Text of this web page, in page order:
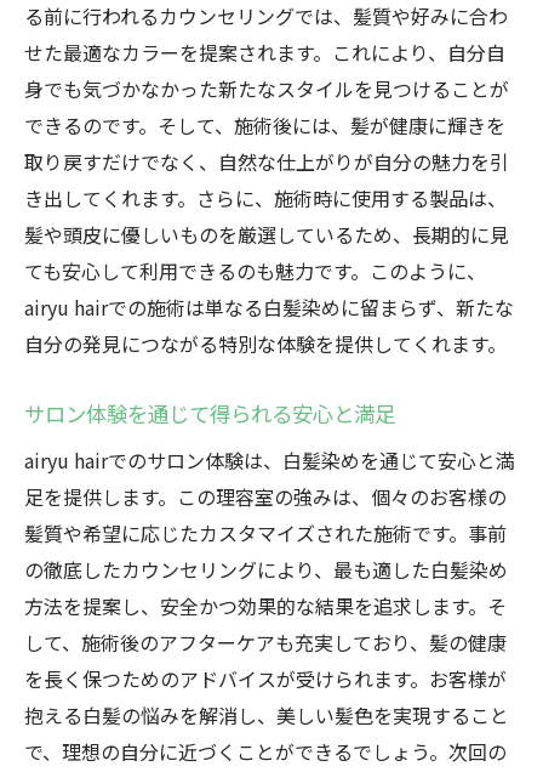
る前に行われるカウンセリングでは、髪質や好みに合わ
せた最適なカラーを提案されます。これにより、自分自
身でも気づかなかった新たなスタイルを見つけることが
できるのです。そして、施術後には、髪が健康に輝きを
取り戻すだけでなく、自然な仕上がりが自分の魅力を引
き出してくれます。さらに、施術時に使用する製品は、
髪や頭皮に優しいものを厳選しているため、長期的に見
ても安心して利用できるのも魅力です。このように、
airyu hairでの施術は単なる白髪染めに留まらず、新たな
自分の発見につながる特別な体験を提供してくれます。
サロン体験を通じて得られる安心と満足
airyu hairでのサロン体験は、白髪染めを通じて安心と満
足を提供します。この理容室の強みは、個々のお客様の
髪質や希望に応じたカスタマイズされた施術です。事前
の徹底したカウンセリングにより、最も適した白髪染め
方法を提案し、安全かつ効果的な結果を追求します。そ
して、施術後のアフターケアも充実しており、髪の健康
を長く保つためのアドバイスが受けられます。お客様が
抱える白髪の悩みを解消し、美しい髪色を実現すること
で、理想の自分に近づくことができるでしょう。次回の